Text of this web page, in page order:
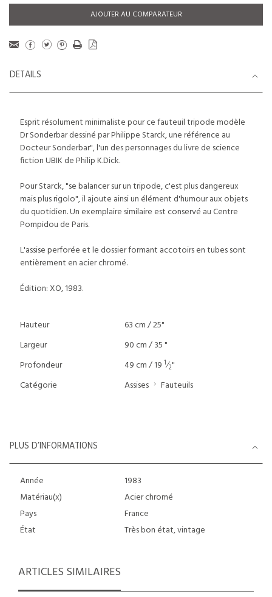
AJOUTER AU COMPARATEUR
DETAILS
Esprit résolument minimaliste pour ce fauteuil tripode modèle
Dr Sonderbar dessiné par Philippe Starck, une référence au
Docteur Sonderbar", l'un des personnages du livre de science
fiction UBIK de Philip K.Dick.
Pour Starck, "se balancer sur un tripode, c'est plus dangereux
mais plus rigolo", il ajoute ainsi un élément d'humour aux objets
du quotidien. Un exemplaire similaire est conservé au Centre
Pompidou de Paris.
L'assise perforée et le dossier formant accotoirs en tubes sont
entièrement en acier chromé.
Édition: XO, 1983.
Hauteur
63 cm / 25"
Largeur
90 cm / 35 "
Profondeur
49 cm / 19 1⁄2"
Catégorie
Assises Fauteuils
PLUS D’INFORMATIONS
Année
1983
Matériau(x)
Acier chromé
Pays
France
État
Très bon état, vintage
ARTICLES SIMILAIRES